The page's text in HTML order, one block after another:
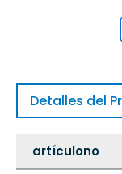
Detalles del
artículono